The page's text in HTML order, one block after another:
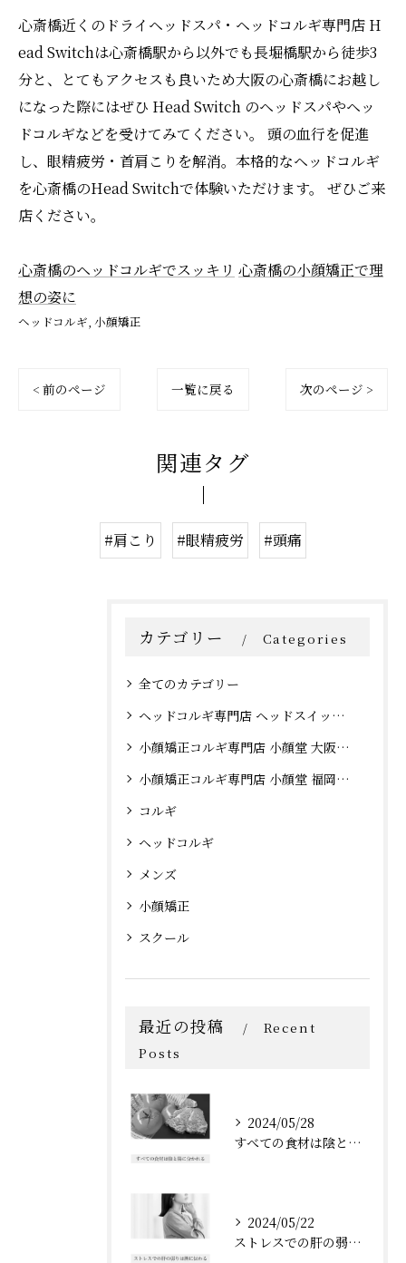
心斎橋近くのドライヘッドスパ・ヘッドコルギ専門店 H
ead Switchは心斎橋駅から以外でも長堀橋駅から徒歩3
分と、とてもアクセスも良いため大阪の心斎橋にお越し
になった際にはぜひ Head Switch のヘッドスパやヘッ
ドコルギなどを受けてみてください。 頭の血行を促進
し、眼精疲労・首肩こりを解消。本格的なヘッドコルギ
を心斎橋のHead Switchで体験いただけます。 ぜひご来
店ください。
心斎橋のヘッドコルギでスッキリ 心斎橋の小顔矯正で理
想の姿に
ヘッドコルギ 小顔矯正
< 前のページ 一覧に戻る 次のページ >
関連タグ
#肩こり #眼精疲労 #頭痛
カテゴリー Categories
全てのカテゴリー
ヘッドコルギ専門店 ヘッドスイッチ 大阪心斎橋店
小顔矯正コルギ専門店 小顔堂 大阪心斎橋店
小顔矯正コルギ専門店 小顔堂 福岡天神店
コルギ
ヘッドコルギ
メンズ
小顔矯正
スクール
最近の投稿
Recent
Posts
2024/05/28
すべての食材は陰と陽に分かれる
2024/05/22
ストレスでの肝の弱りは脾に伝わる